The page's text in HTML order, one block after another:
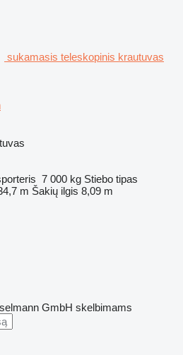
sukamasis teleskopinis krautuvas
7 000 kg Stiebo tipas
m Šakių ilgis 8,09 m
GmbH skelbimams